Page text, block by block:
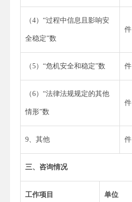
（4）“过程中信息且影响安
全稳定”数
件
（5）“危机安全和稳定”数 件
（6）“法律法规规定的其他
情形”数
件
9、其他 件
三、咨询情况
工作项目 单位